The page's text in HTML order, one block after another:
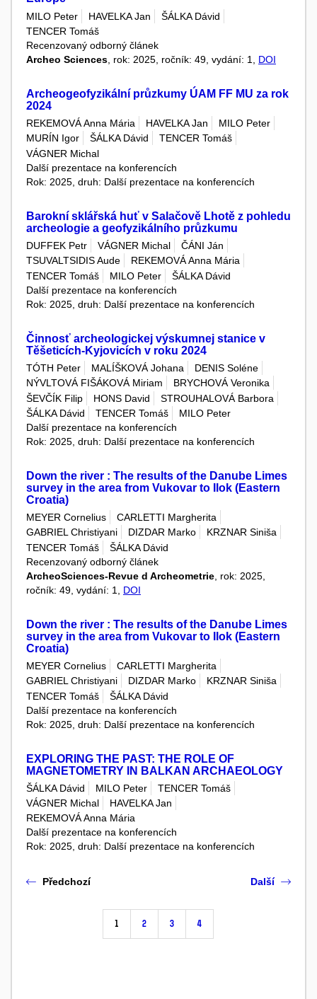
MILO Peter HAVELKA Jan
ŠÁLKA Dávid
TENCER Tomáš
Recenzovaný odborný článek
Archeo Sciences , rok: 2025, ročník: 49, vydání: 1, DOI
Archeogeofyzikální průzkumy ÚAM FF MU za rok
2024
REKEMOVÁ Anna Mária HAVELKA Jan
MILO Peter
MURÍN Igor
ŠÁLKA Dávid
TENCER Tomáš
VÁGNER Michal
Další prezentace na konferencích
Rok: 2025, druh: Další prezentace na konferencích
Barokní sklářská huť v Salačově Lhotě z pohledu
archeologie a geofyzikálního průzkumu
DUFFEK Petr VÁGNER Michal
ČÁNI Ján
TSUVALTSIDIS Aude
REKEMOVÁ Anna Mária
TENCER Tomáš
MILO Peter
ŠÁLKA Dávid
Další prezentace na konferencích
Rok: 2025, druh: Další prezentace na konferencích
Činnosť archeologickej výskumnej stanice v
Těšeticích-Kyjovicích v roku 2024
TÓTH Peter MALÍŠKOVÁ Johana
DENIS Soléne
NÝVLTOVÁ FIŠÁKOVÁ Miriam
BRYCHOVÁ Veronika
ŠEVČÍK Filip
HONS David
STROUHALOVÁ Barbora
ŠÁLKA Dávid
TENCER Tomáš
MILO Peter
Další prezentace na konferencích
Rok: 2025, druh: Další prezentace na konferencích
Down the river : The results of the Danube Limes
survey in the area from Vukovar to Ilok (Eastern
Croatia)
MEYER Cornelius
CARLETTI Margherita
GABRIEL Christiyani
DIZDAR Marko
KRZNAR Siniša
TENCER Tomáš
ŠÁLKA Dávid
Recenzovaný odborný článek
ArcheoSciences-Revue d Archeometrie , rok: 2025,
ročník: 49, vydání: 1, DOI
Down the river : The results of the Danube Limes
survey in the area from Vukovar to Ilok (Eastern
Croatia)
MEYER Cornelius
CARLETTI Margherita
GABRIEL Christiyani
DIZDAR Marko
KRZNAR Siniša
TENCER Tomáš
ŠÁLKA Dávid
Další prezentace na konferencích
Rok: 2025, druh: Další prezentace na konferencích
EXPLORING THE PAST: THE ROLE OF
MAGNETOMETRY IN BALKAN ARCHAEOLOGY
ŠÁLKA Dávid MILO Peter
TENCER Tomáš
VÁGNER Michal
HAVELKA Jan
REKEMOVÁ Anna Mária
Další prezentace na konferencích
Rok: 2025, druh: Další prezentace na konferencích
Předchozí
1 2 3 4
Další